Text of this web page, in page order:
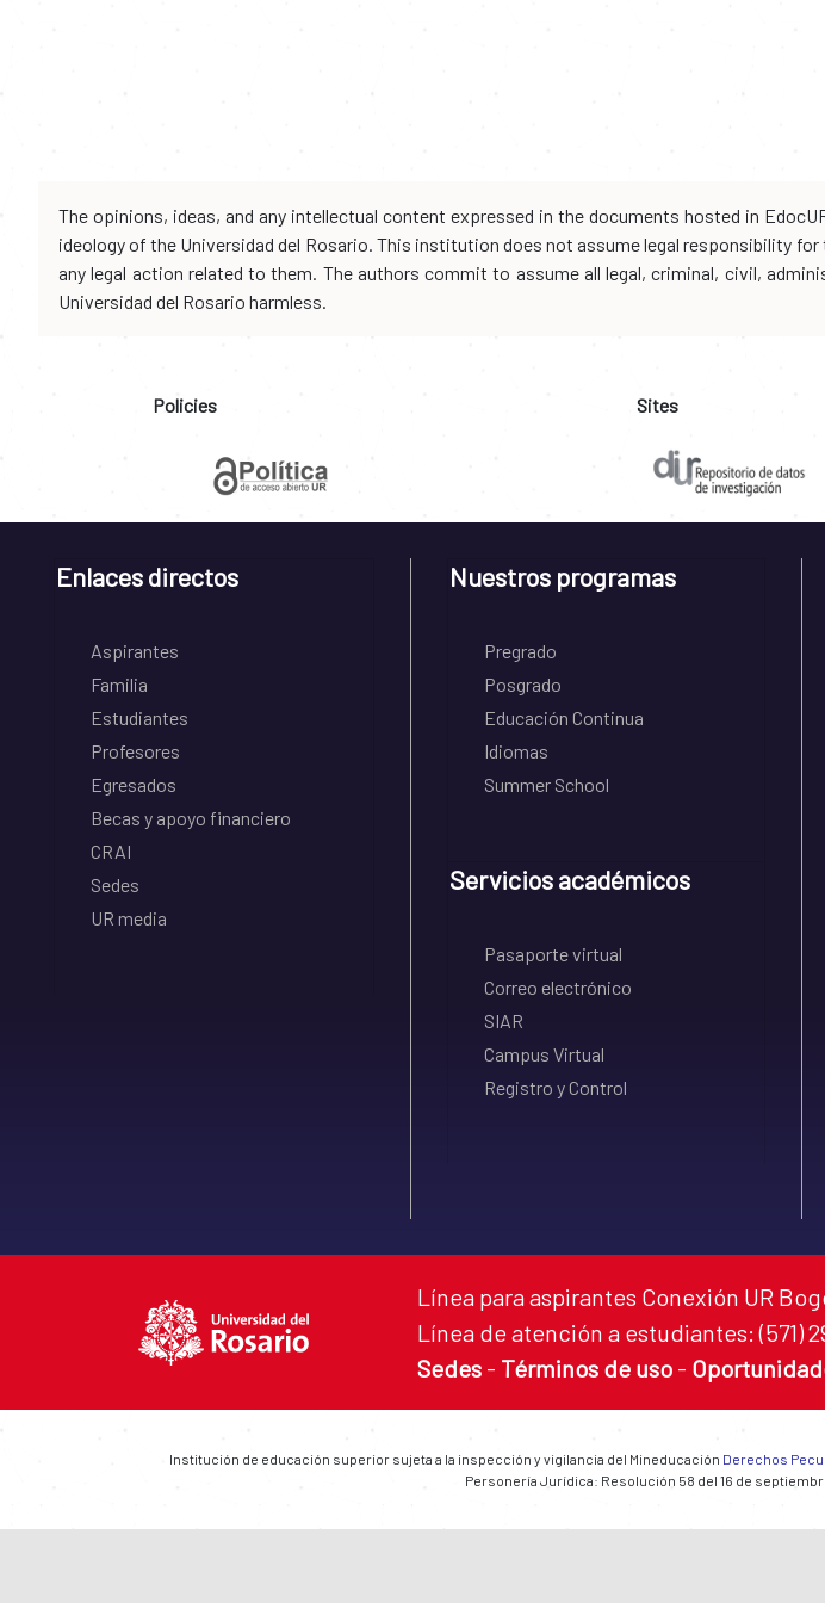
The opinions, ideas, and any intellectual content expressed in the documents hosted in
ideology of the Universidad del Rosario. This institution does not assume legal responsibility
any legal action related to them. The authors commit to assume all legal, criminal, civil,
Universidad del Rosario harmless.
Policies Sites
Enlaces directos
Aspirantes
Familia
Estudiantes
Profesores
Egresados
Becas y apoyo financiero
CRAI
Sedes
UR media
Nuestros programas
Pregrado
Posgrado
Educación Continua
Idiomas
Summer School
Servicios académicos
Pasaporte virtual
Correo electrónico
SIAR
Campus Virtual
Registro y Control
Línea para aspirantes Conexión UR
Línea de atención a estudiantes: (571)
Sedes - Términos de uso -
Institución de educación superior sujeta a la inspección y vigilancia del Mineducación Derechos
Personería Jurídica: Resolución 58 del 16 de